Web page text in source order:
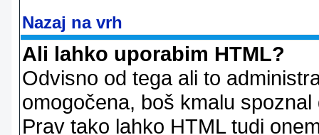
Nazaj na vrh
Ali lahko uporabim HTML?
Odvisno od tega ali to
omogočena, boš kmalu
Prav tako lahko HTML tudi